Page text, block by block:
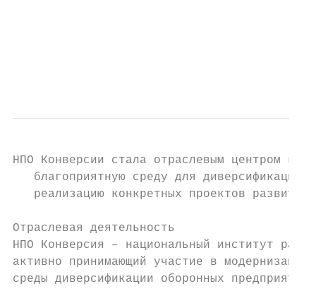
НПО Конверсии стала отраслевым центром
благоприятную среду для
реализацию конкретных проектов
Отраслевая деятельность
НПО Конверсия – национальный
активно принимающий участие в
среды диверсификации оборонных